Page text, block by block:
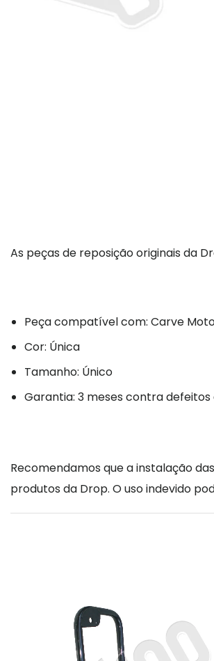
As peças de reposição originais da
Peça compatível com: Carve
Cor: Única
Tamanho: Único
Garantia: 3 meses contra
Recomendamos que a instalação
produtos da Drop. O uso indevido